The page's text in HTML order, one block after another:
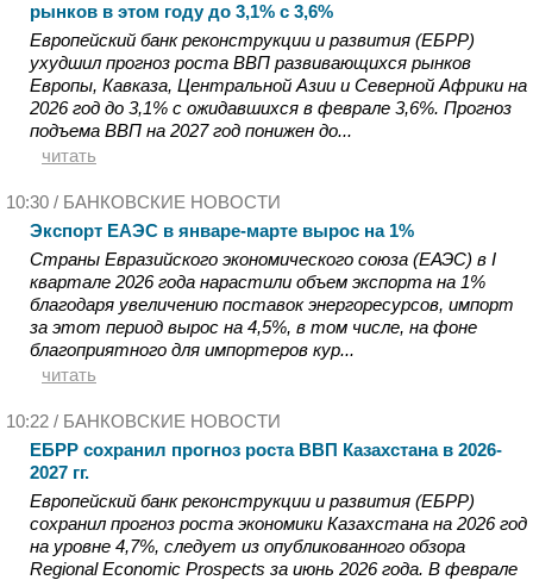
рынков в этом году до 3,1% с 3,6%
Европейский банк реконструкции и развития (ЕБРР)
ухудшил прогноз роста ВВП развивающихся рынков
Европы, Кавказа, Центральной Азии и Северной Африки на
2026 год до 3,1% с ожидавшихся в феврале 3,6%. Прогноз
подъема ВВП на 2027 год понижен до...
читать
10:30 / БАНКОВСКИЕ НОВОСТИ
Экспорт ЕАЭС в январе-марте вырос на 1%
Страны Евразийского экономического союза (ЕАЭС) в I
квартале 2026 года нарастили объем экспорта на 1%
благодаря увеличению поставок энергоресурсов, импорт
за этот период вырос на 4,5%, в том числе, на фоне
благоприятного для импортеров кур...
читать
10:22 / БАНКОВСКИЕ НОВОСТИ
ЕБРР сохранил прогноз роста ВВП Казахстана в 2026-
2027 гг.
Европейский банк реконструкции и развития (ЕБРР)
сохранил прогноз роста экономики Казахстана на 2026 год
на уровне 4,7%, следует из опубликованного обзора
Regional Economic Prospects за июнь 2026 года. В феврале